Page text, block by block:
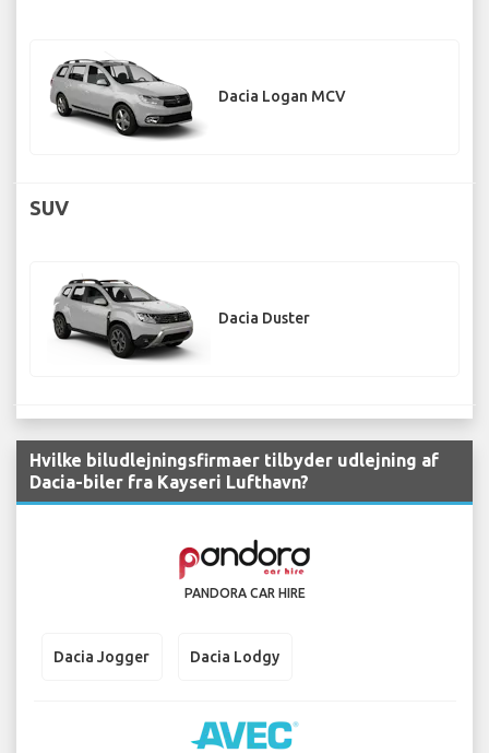
Dacia Logan MCV
SUV
Dacia Duster
Hvilke biludlejningsfirmaer tilbyder udlejning af
Dacia-biler fra Kayseri Lufthavn?
PANDORA CAR HIRE
Dacia Jogger Dacia Lodgy